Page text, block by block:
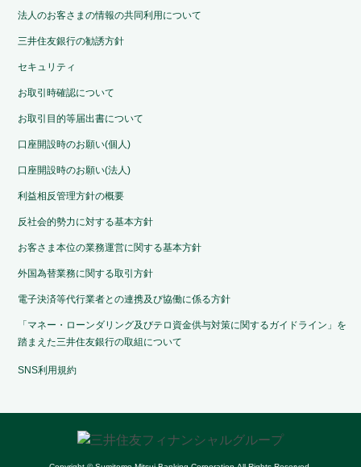
法人のお客さまの情報の共同利用について
三井住友銀行の勧誘方針
セキュリティ
お取引時確認について
お取引目的等届出書について
口座開設時のお願い(個人)
口座開設時のお願い(法人)
利益相反管理方針の概要
反社会的勢力に対する基本方針
お客さま本位の業務運営に関する基本方針
外国為替業務に関する取引方針
電子決済等代行業者との連携及び協働に係る方針
「マネー・ローンダリング及びテロ資金供与対策に関するガイドライン」を
踏まえた三井住友銀行の取組について
SNS利用規約